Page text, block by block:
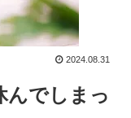
2024.08.31
んでしまっ